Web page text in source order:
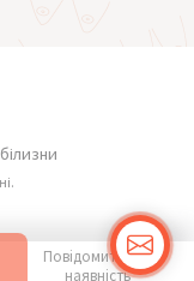
Повідомити про
наявність